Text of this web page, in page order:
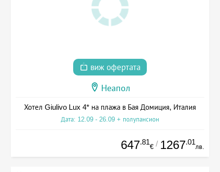
виж офертата
Неапол
Хотел Giulivo Lux 4* на плажа в Бая Домиция, Италия
Дата: 12.09 - 26.09 + полупансион
647.81
€ / 1267.01
лв.